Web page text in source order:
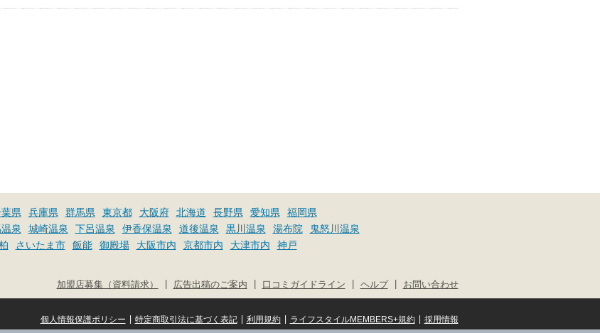
県 兵庫県 群馬県 東京都 大阪府 北海道 長野県 愛知県
福岡県
泉 城崎温泉 下呂温泉 伊香保温泉 道後温泉 黒川温泉 湯布院
鬼怒川温泉
さいたま市 飯能 御殿場 大阪市内 京都市内 大津市内
神戸
お問い合わせ
ヘルプ
口コミガイドライン
広告出稿のご案内
加盟店募集（資料請求）
採用情報
ライフスタイルMEMBERS+規約
利用規約
特定商取引法に基づく表記
個人情報保護ポリシー